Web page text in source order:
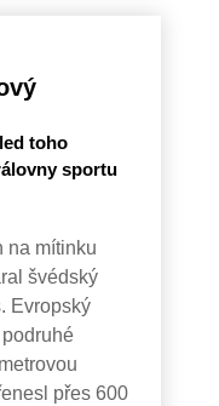
toho
sportu
na mítinku
švédský
Evropský
přes 600